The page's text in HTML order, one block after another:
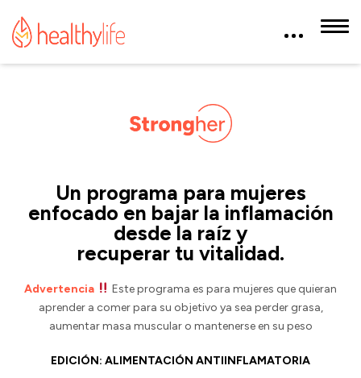
Un programa para mujeres
enfocado en bajar la inflamación
desde la raíz y
recuperar tu vitalidad.
Advertencia
Este programa es para mujeres que quieran
aprender a comer para su objetivo ya sea perder grasa,
aumentar masa muscular o mantenerse en su peso
EDICIÓN: ALIMENTACIÓN ANTIINFLAMATORIA